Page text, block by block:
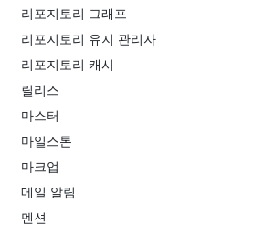
리포지토리 그래프
리포지토리 유지 관리자
리포지토리 캐시
릴리스
마스터
마일스톤
마크업
메일 알림
멘션